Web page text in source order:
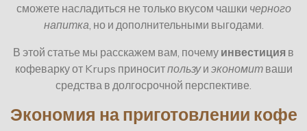
сможете насладиться не только вкусом чашки черного
напитка, но и дополнительными выгодами.
В этой статье мы расскажем вам, почему инвестиция в
кофеварку от Krups приноситпользуи экономитваши
средства в долгосрочной перспективе.
Экономия на приготовлении кофе